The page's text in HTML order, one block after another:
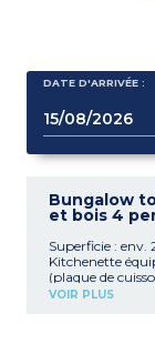
DATE D'ARRIVÉE :
Bungalow
et bois 4
Superficie : env.
Kitchenette
(plaque de
réfrigérateur,
VOIR PLUS